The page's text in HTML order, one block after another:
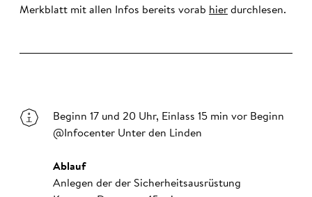
Merkblatt mit allen Infos bereits vorab hier durchlesen.
Beginn 17 und 20 Uhr, Einlass 15 min vor Beginn
@Infocenter Unter den Linden
Ablauf
Anlegen der der Sicherheitsausrüstung